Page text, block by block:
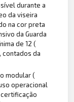
durante a
da viseira
na cor preta
da Guarda
de 12 (
da
modular (
operacional
certificação